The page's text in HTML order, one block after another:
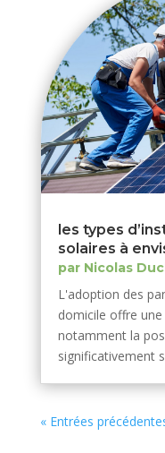
les types
solaires à
par Nicolas
L'adoption des
domicile offre
notamment la
significativement
« Entrées